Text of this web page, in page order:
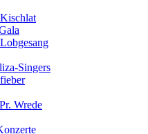
Singers
Wrede